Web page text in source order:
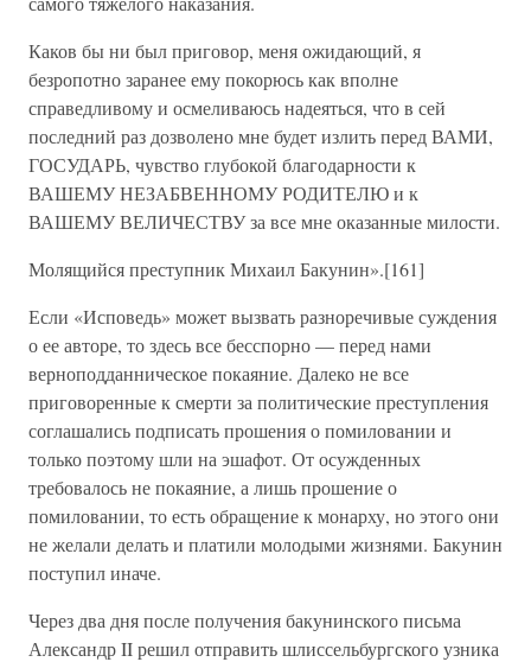
Каков бы ни был приговор, меня ожидающий, я
безропотно заранее ему покорюсь как вполне
справедливому и осмеливаюсь надеяться, что в сей
последний раз дозволено мне будет излить перед ВАМИ,
ГОСУДАРЬ, чувство глубокой благодарности к
ВАШЕМУ НЕЗАБВЕННОМУ РОДИТЕЛЮ и к
ВАШЕМУ ВЕЛИЧЕСТВУ за все мне оказанные милости.
Молящийся преступник Михаил Бакунин».[161]
Если «Исповедь» может вызвать разноречивые суждения
о ее авторе, то здесь все бесспорно — перед нами
верноподданническое покаяние. Далеко не все
приговоренные к смерти за политические преступления
соглашались подписать прошения о помиловании и
только поэтому шли на эшафот. От осужденных
требовалось не покаяние, а лишь прошение о
помиловании, то есть обращение к монарху, но этого они
не желали делать и платили молодыми жизнями. Бакунин
поступил иначе.
Через два дня после получения бакунинского письма
Александр II решил отправить шлиссельбургского узника